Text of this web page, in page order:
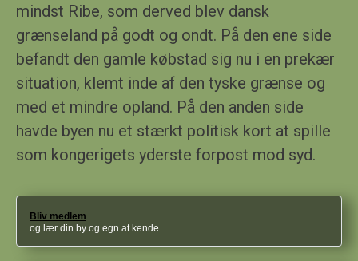
mindst Ribe, som derved blev dansk
grænseland på godt og ondt. På den ene side
befandt den gamle købstad sig nu i en prekær
situation, klemt inde af den tyske grænse og
med et mindre opland. På den anden side
havde byen nu et stærkt politisk kort at spille
som kongerigets yderste forpost mod syd.
Bliv medlem
og lær din by og egn at kende